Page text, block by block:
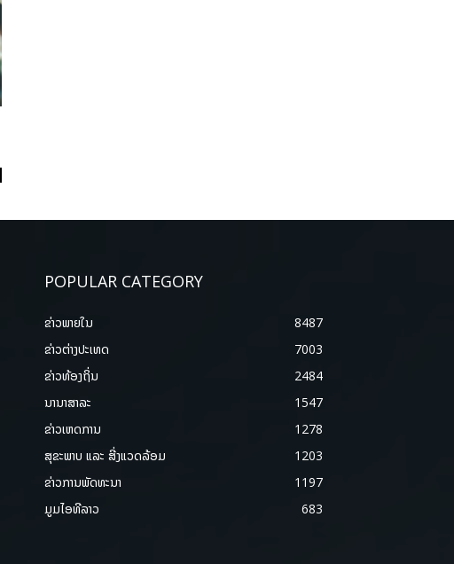
POPULAR CATEGORY
ຂ່າວພາຍ​ໃນ
8487
ຂ່າວຕ່າງປະເທດ
7003
ຂ່າວທ້ອງຖິ່ນ
2484
ນານາສາລະ
1547
ຂ່າວເຫດການ
1278
ສຸຂະພາບ ແລະ ສີ່ງແວດລ້ອມ
1203
ຂ່າວການພັດທະນາ
1197
ມູມໄອທີລາວ
683